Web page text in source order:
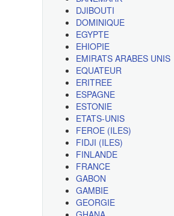
DJIBOUTI
DOMINIQUE
EGYPTE
EHIOPIE
EMIRATS ARABES UNIS
EQUATEUR
ERITREE
ESPAGNE
ESTONIE
ETATS-UNIS
FEROE (ILES)
FIDJI (ILES)
FINLANDE
FRANCE
GABON
GAMBIE
GEORGIE